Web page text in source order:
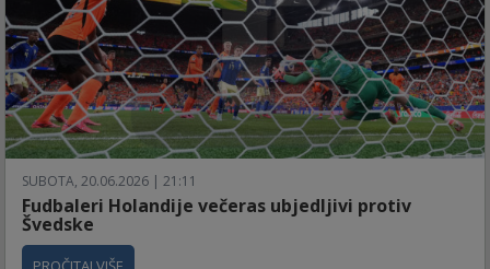
SUBOTA, 20.06.2026 | 21:11
Fudbaleri Holandije večeras ubjedljivi protiv
Švedske